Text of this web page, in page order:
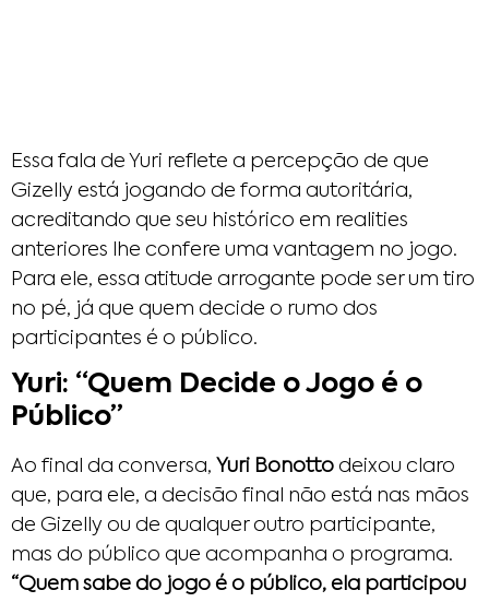
Essa fala de Yuri reflete a percepção de que
Gizelly está jogando de forma autoritária,
acreditando que seu histórico em realities
anteriores lhe confere uma vantagem no jogo.
Para ele, essa atitude arrogante pode ser um tiro
no pé, já que quem decide o rumo dos
participantes é o público.
Yuri: “Quem Decide o Jogo é o
Público”
Ao final da conversa, Yuri Bonotto deixou claro
que, para ele, a decisão final não está nas mãos
de Gizelly ou de qualquer outro participante,
mas do público que acompanha o programa.
“Quem sabe do jogo é o público, ela participou